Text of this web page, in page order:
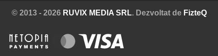
© 2013 - 2026 RUVIX MEDIA SRL. Dezvoltat de FizteQ